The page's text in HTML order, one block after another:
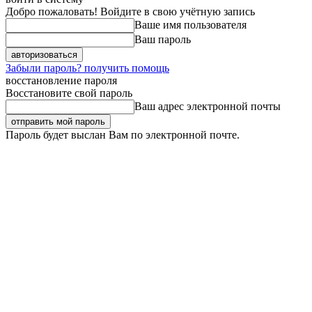
Добро пожаловать! Войдите в свою учётную запись
Ваше имя пользователя
Ваш пароль
Забыли пароль? получить помощь
восстановление пароля
Восстановите свой пароль
Ваш адрес электронной почты
Пароль будет выслан Вам по электронной почте.